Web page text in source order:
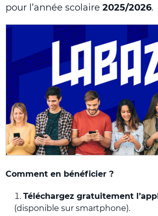
pour l’année scolaire2025/2026.
Comment en bénéficier ?
Téléchargez gratuitement
(disponible sur smartphone).